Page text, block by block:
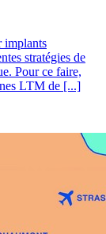
implants
stratégies de
Pour ce faire,
LTM de [...]